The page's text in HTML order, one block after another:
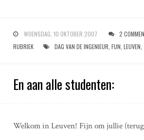
WOENSDAG, 10 OKTOBER 2007 2
RUBRIEK
DAG VAN DE INGENIEUR FUN LEUVEN
En aan alle studenten:
Welkom in Leuven! Fijn om jullie